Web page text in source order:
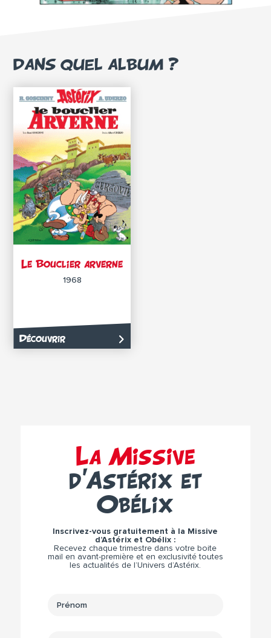
DANS QUEL ALBUM ?
Le Bouclier arverne
1968
Découvrir
La Missive
d’Astérix et
Obélix
Inscrivez-vous gratuitement à la Missive
d’Astérix et Obélix :
Recevez chaque trimestre dans votre boite
mail en avant-première et en exclusivité toutes
les actualités de l’Univers d’Astérix.